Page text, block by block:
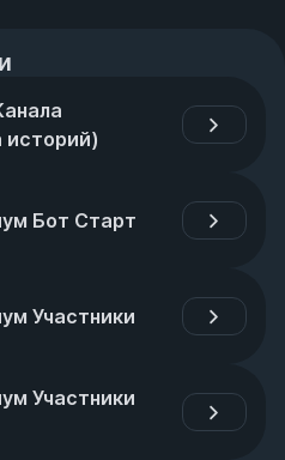
историй)
Бот Старт
Участники
Участники